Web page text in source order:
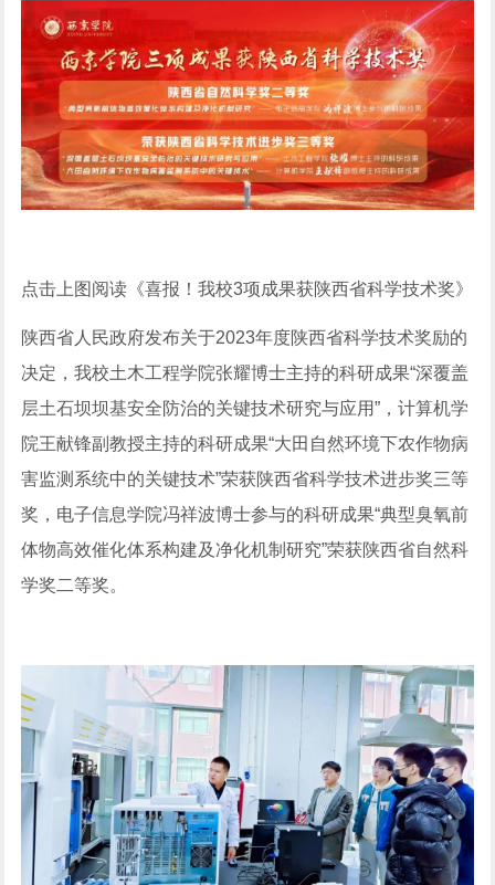
点击上图阅读《喜报！我校3项成果获陕西省科学技术奖》
陕西省人民政府发布关于2023年度陕西省科学技术奖励的
决定，我校土木工程学院张耀博士主持的科研成果“深覆盖
层土石坝坝基安全防治的关键技术研究与应用”，计算机学
院王献锋副教授主持的科研成果“大田自然环境下农作物病
害监测系统中的关键技术”荣获陕西省科学技术进步奖三等
奖，电子信息学院冯祥波博士参与的科研成果“典型臭氧前
体物高效催化体系构建及净化机制研究”荣获陕西省自然科
学奖二等奖。